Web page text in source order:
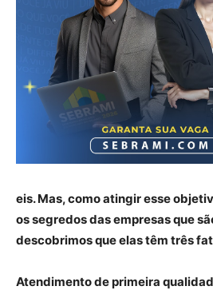
eis. Mas, como atingir esse
os segredos das empresas que
descobrimos que elas têm três
Atendimento de primeira